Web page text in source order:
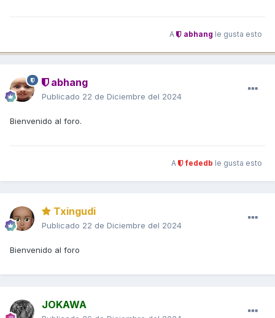
A abhang le gusta esto
abhang
Publicado 22 de Diciembre del 2024
Bienvenido al foro.
A fededb le gusta esto
Txingudi
Publicado 22 de Diciembre del 2024
Bienvenido al foro
JOKAWA